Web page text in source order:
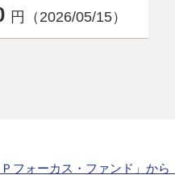
円（2026/05/15）
フォーカス・ファンド」か